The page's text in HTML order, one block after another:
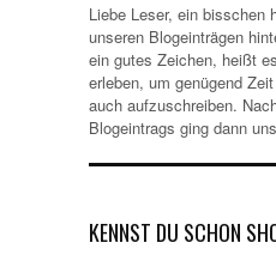
Liebe Leser, ein bisschen
unseren Blogeinträgen
ein gutes Zeichen, heißt
erleben, um genügend
auch aufzuschreiben.
Blogeintrags ging dann
KENNST DU SCHON